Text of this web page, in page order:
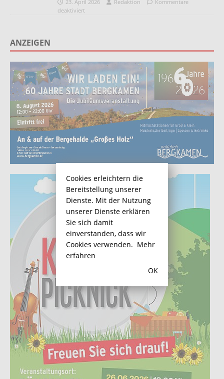
23. April 2026 Redaktion
Kommentare
deaktiviert
ANZEIGEN
Cookies erleichtern die
Bereitstellung unserer
Dienste. Mit der Nutzung
unserer Dienste erklären
Sie sich damit
einverstanden, dass wir
Cookies verwenden. Mehr
erfahren
OK